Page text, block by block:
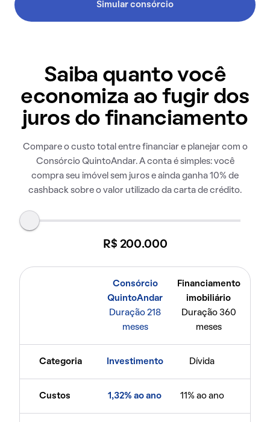
Simular consórcio
Saiba quanto você
economiza ao fugir dos
juros do financiamento
Compare o custo total entre financiar e planejar com o
Consórcio QuintoAndar. A conta é simples: você
compra seu imóvel sem juros e ainda ganha 10% de
cashback sobre o valor utilizado da carta de crédito.
R$ 200.000
Consórcio
QuintoAndar
Duração 218
meses
Financiamento
imobiliário
Duração 360
meses
Categoria Investimento Dívida
Custos 1,32% ao ano 11% ao ano